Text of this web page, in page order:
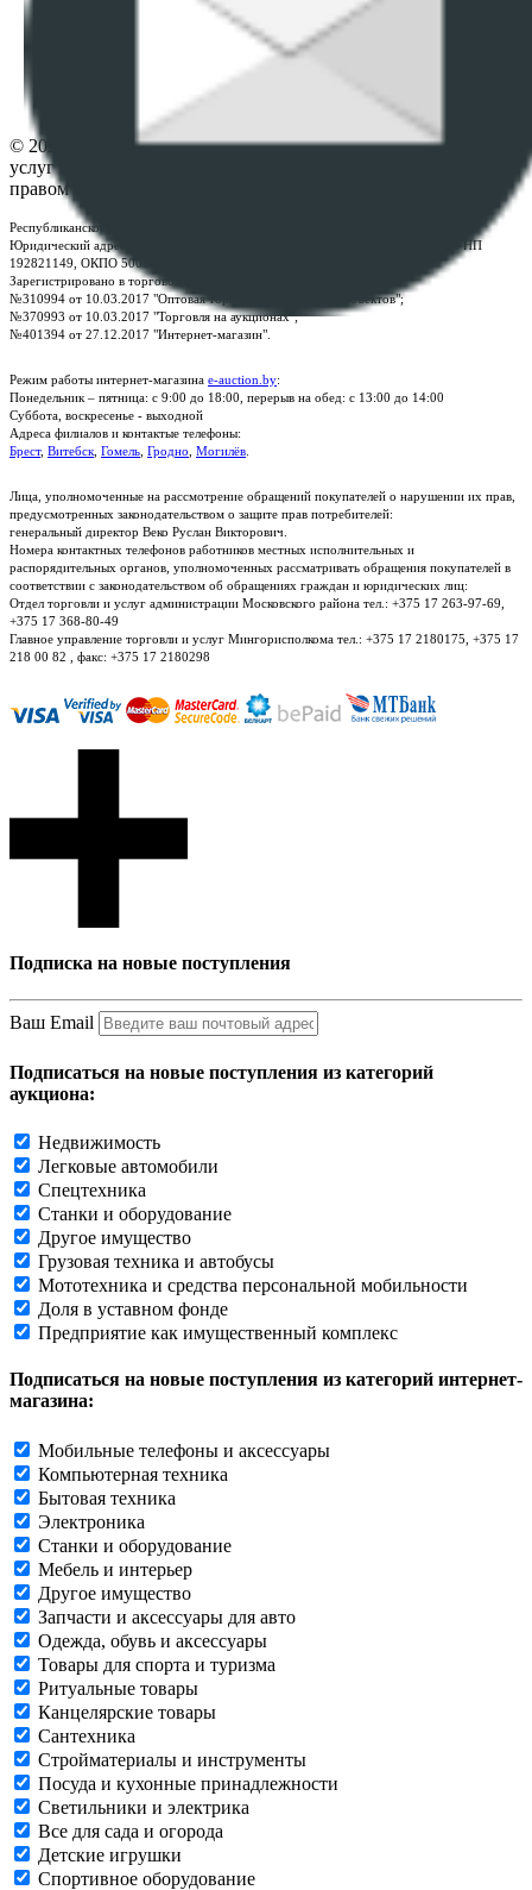
Настройки cookie-файлов
© 2026 Республиканское унитарное предприятие по оказанию
услуг "БелЮрОбеспечение" - Все права защищены авторским
правом
Республиканское унитарное предприятие по оказанию услуг "БелЮрОбеспечение"
Юридический адрес: г. Минск, пр-т. Дзержинского, 1Б, e-mail:
, УНП
192821149, ОКПО 500111895000
Зарегистрировано в торговом реестре Республики Беларусь:
№310994 от 10.03.2017 "Оптовая торговля без торговых объектов";
№370993 от 10.03.2017 "Торговля на аукционах";
№401394 от 27.12.2017 "Интернет-магазин".
Режим работы интернет-магазина e-auction.by:
Понедельник – пятница: с 9:00 до 18:00, перерыв на обед: с 13:00 до 14:00
Суббота, воскресенье - выходной
Адреса филиалов и контактые телефоны:
Брест, Витебск Гомель Гродно Могилёв
Лица, уполномоченные на рассмотрение обращений покупателей о нарушении их прав,
предусмотренных законодательством о защите прав потребителей:
генеральный директор Веко Руслан Викторович.
Номера контактных телефонов работников местных исполнительных и
распорядительных органов, уполномоченных рассматривать обращения покупателей в
соответствии с законодательством об обращениях граждан и юридических лиц:
Отдел торговли и услуг администрации Московского района тел.: +375 17 263-97-69,
+375 17 368-80-49
Главное управление торговли и услуг Мингорисполкома тел.: +375 17 2180175, +375 17
218 00 82 , факс: +375 17 2180298
Подписка на новые поступления
Ваш Email
Подписаться на новые поступления из категорий
аукциона:
Недвижимость
Легковые автомобили
Спецтехника
Станки и оборудование
Другое имущество
Грузовая техника и автобусы
Мототехника и средства персональной мобильности
Доля в уставном фонде
Предприятие как имущественный комплекс
Подписаться на новые поступления из категорий интернет-
магазина:
Мобильные телефоны и аксессуары
Компьютерная техника
Бытовая техника
Электроника
Станки и оборудование
Мебель и интерьер
Другое имущество
Запчасти и аксессуары для авто
Одежда, обувь и аксессуары
Товары для спорта и туризма
Ритуальные товары
Канцелярские товары
Сантехника
Стройматериалы и инструменты
Посуда и кухонные принадлежности
Светильники и электрика
Все для сада и огорода
Детские игрушки
Спортивное оборудование